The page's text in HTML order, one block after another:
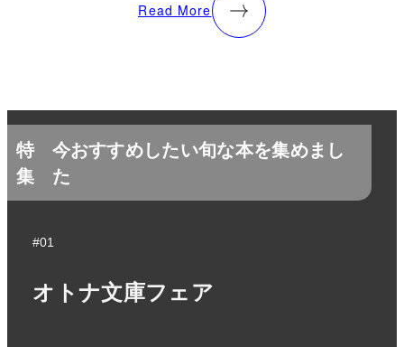
Read More
特
集
今おすすめしたい旬な本を集めまし
た
#01
オトナ文庫フェア